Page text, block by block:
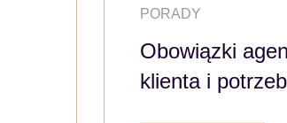
PORADY
Obowiązki
klienta i